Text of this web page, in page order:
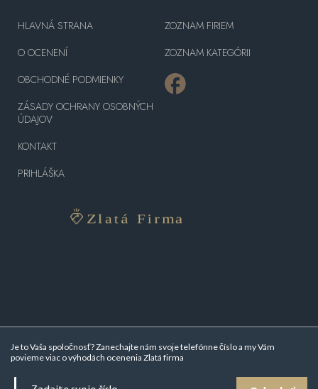
Je to Vaša spoločnosť? Zanechajte nám svoje telefónne číslo a my Vám
povieme viac ovýhodách ocenenia Zlatá firma
HLAVNÁ STRANA
O OCENENÍ
OBCHODNÉ PODMIENKY
ZÁSADY OCHRANY OSOBNÝCH
ÚDAJOV
KONTAKT
PRIHLÁŠKA
ZOZNAM FIRIEM
ZOZNAM KATEGÓRII